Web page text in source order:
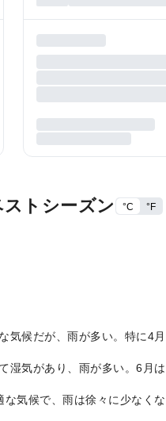
トシーズン °C °F
気候だが、雨が多い。特に4
湿気があり、雨が多い。6月
気候で、雨は徐々に少なく